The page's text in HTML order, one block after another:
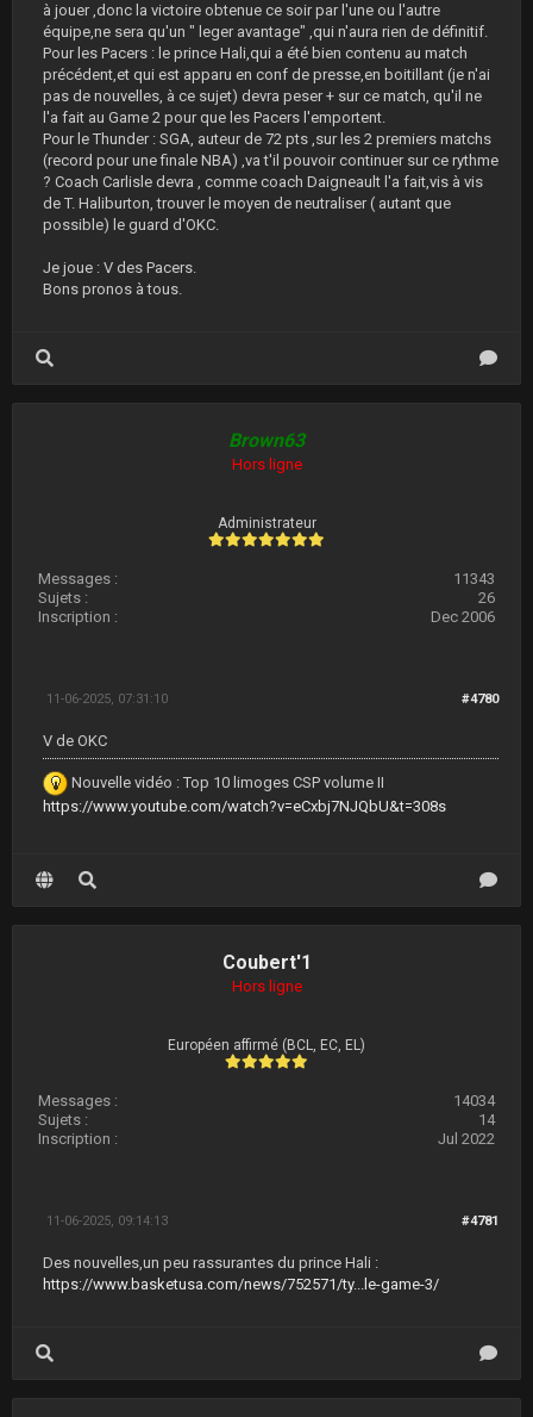
à jouer ,donc la victoire obtenue ce soir par l'une ou l'autre
équipe,ne sera qu'un " leger avantage" ,qui n'aura rien de définitif.
Pour les Pacers : le prince Hali,qui a été bien contenu au match
précédent,et qui est apparu en conf de presse,en boitillant (je n'ai
pas de nouvelles, à ce sujet) devra peser + sur ce match, qu'il ne
l'a fait au Game 2 pour que les Pacers l'emportent.
Pour le Thunder : SGA, auteur de 72 pts ,sur les 2 premiers matchs
(record pour une finale NBA) ,va t'il pouvoir continuer sur ce rythme
? Coach Carlisle devra , comme coach Daigneault l'a fait,vis à vis
de T. Haliburton, trouver le moyen de neutraliser ( autant que
possible) le guard d'OKC.
Je joue : V des Pacers.
Bons pronos à tous.
Brown63
Hors ligne
Administrateur
Messages :
11343
Sujets :
26
Inscription :
Dec 2006
#4780
11-06-2025, 07:31:10
V de OKC
Nouvelle vidéo : Top 10 limoges CSP volume II
https://www.youtube.com/watch?v=eCxbj7NJQbU&t=308s
Coubert'1
Hors ligne
Européen affirmé (BCL, EC, EL)
Messages :
14034
Sujets :
14
Inscription :
Jul 2022
#4781
11-06-2025, 09:14:13
Des nouvelles,un peu rassurantes du prince Hali :
https://www.basketusa.com/news/752571/ty...le-game-3/